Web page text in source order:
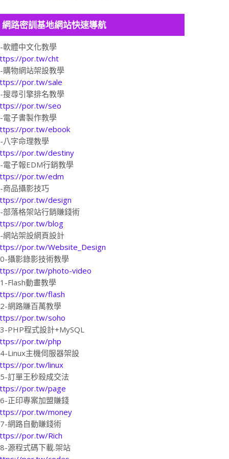
網路密訓基地網站快速導航
軟體中文化教學
por.tw/cht
購物網站架設教學
por.tw/sale
搜尋引擎排名教學
por.tw/seo
電子書製作教學
por.tw/ebook
八字命理教學
por.tw/destiny
電子報EDM行銷教學
por.tw/edm
商品攝影技巧
por.tw/design
部落格架站行銷賺錢術
por.tw/blog
網站架設網頁設計
por.tw/Website_Design
攝影錄影技術教學
por.tw/photo-video
Flash動畫教學
por.tw/flash
網路賺百萬教學
por.tw/soho
PHP程式設計+MySQL
por.tw/php
Linux主機伺服器架設
por.tw/linux
訂單王秒殺成交法
por.tw/page
正印專案加盟賺錢
por.tw/money
網路自動賺錢術
por.tw/Rich
源程式碼下載.架站